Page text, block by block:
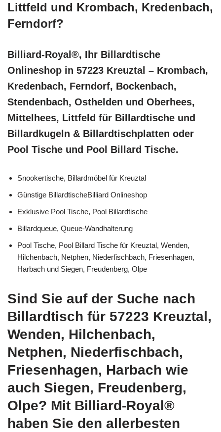
Littfeld und Krombach, Kredenbach,
Ferndorf?
Billiard-Royal®, Ihr Billardtische
Onlineshop in 57223 Kreuztal – Krombach,
Kredenbach, Ferndorf, Bockenbach,
Stendenbach, Osthelden und Oberhees,
Mittelhees, Littfeld für Billardtische und
Billardkugeln & Billardtischplatten oder
Pool Tische und Pool Billard Tische.
Snookertische, Billardmöbel für Kreuztal
Günstige BillardtischeBilliard Onlineshop
Exklusive Pool Tische, Pool Billardtische
Billardqueue, Queue-Wandhalterung
Pool Tische, Pool Billard Tische für Kreuztal, Wenden,
Hilchenbach, Netphen, Niederfischbach, Friesenhagen,
Harbach und Siegen, Freudenberg, Olpe
Sind Sie auf der Suche nach
Billardtisch für 57223 Kreuztal,
Wenden, Hilchenbach,
Netphen, Niederfischbach,
Friesenhagen, Harbach wie
auch Siegen, Freudenberg,
Olpe? Mit Billiard-Royal®
haben Sie den allerbesten